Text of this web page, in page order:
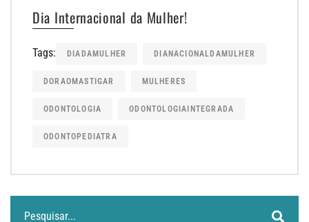
Dia Internacional da Mulher!
Tags: DIADAMULHER DIANACIONALDAMULHER
DORAOMASTIGAR MULHERES
ODONTOLOGIA ODONTOLOGIAINTEGRADA
ODONTOPEDIATRA